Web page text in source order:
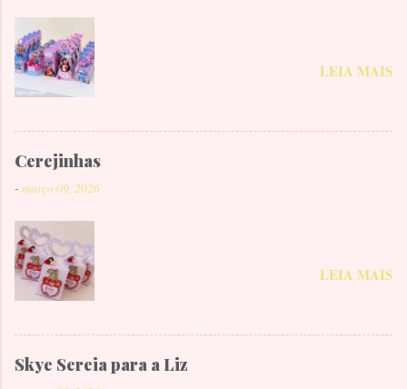
LEIA MAIS
Cerejinhas
- março 09, 2026
LEIA MAIS
Skye Sereia para a Liz